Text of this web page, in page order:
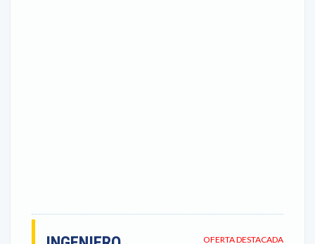
OFERTA DESTACADA